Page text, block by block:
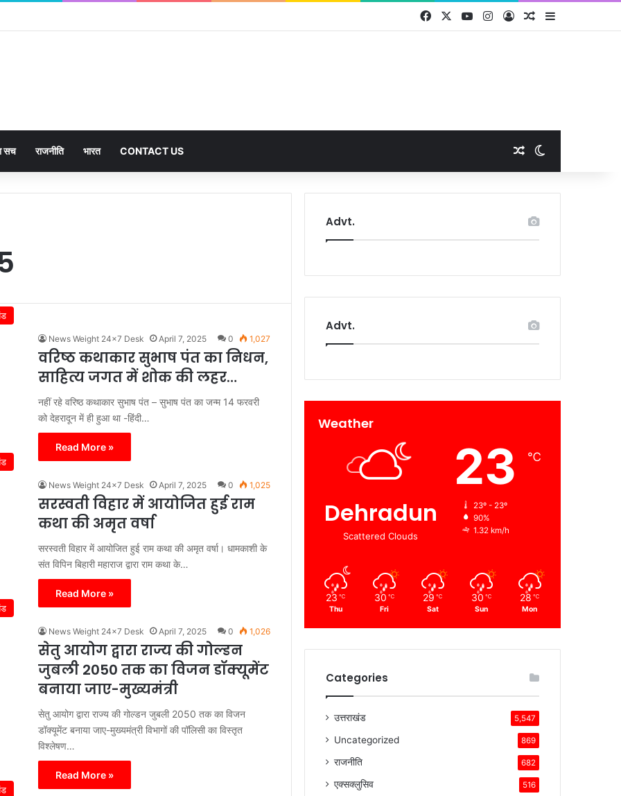
Facebook YouTubeInstagram
Log InRandom Article
सच राजनीति भारत CONTACT US Random Article
News Weight 24x7 Desk April 7, 2025 0 1,027
वरिष्ठ कथाकार सुभाष पंत का निधन,
साहित्य जगत में शोक की लहर…
नहीं रहे वरिष्ठ कथाकार सुभाष पंत – सुभाष पंत का जन्म 14 फरवरी
को देहरादून में ही हुआ था -हिंदी…
Read More »
News Weight 24x7 Desk April 7, 2025 0 1,025
सरस्वती विहार में आयोजित हुई राम
कथा की अमृत वर्षा
सरस्वती विहार में आयोजित हुई राम कथा की अमृत वर्षा। धामकाशी के
संत विपिन बिहारी महाराज द्वारा राम कथा के…
Read More »
News Weight 24x7 Desk April 7, 2025 0 1,026
सेतु आयोग द्वारा राज्य की गोल्डन
जुबली 2050 तक का विजन डॉक्यूमेंट
बनाया जाए-मुख्यमंत्री
सेतु आयोग द्वारा राज्य की गोल्डन जुबली 2050 तक का विजन
डॉक्यूमेंट बनाया जाए-मुख्यमंत्री विभागों की पॉलिसी का विस्तृत
विश्लेषण…
Read More »
Advt.
Advt.
Weather
Dehradun
Scattered Clouds
23 ℃
23º - 23º
90%
1.32 km/h
23 ℃
Thu
30 ℃
Fri
29 ℃
Sat
30 ℃
Sun
28 ℃
Mon
Categories
उत्तराखंड 5,547
Uncategorized 869
राजनीति 682
एक्सक्लुसिव 516